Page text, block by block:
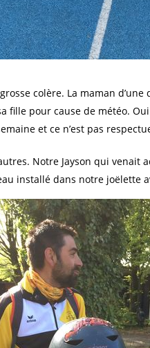
colère. La maman
pour cause de météo.
et ce n’est pas
Notre Jayson qui
installé dans notre joëlette